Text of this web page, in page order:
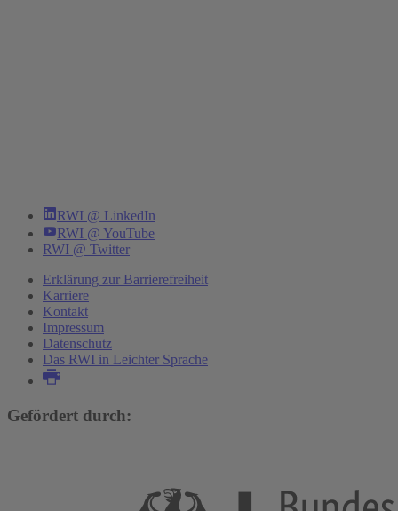
RWI @ LinkedIn
RWI @ YouTube
RWI @ Twitter
Erklärung zur Barrierefreiheit
Karriere
Kontakt
Impressum
Datenschutz
Das RWI in Leichter Sprache
Gefördert durch: